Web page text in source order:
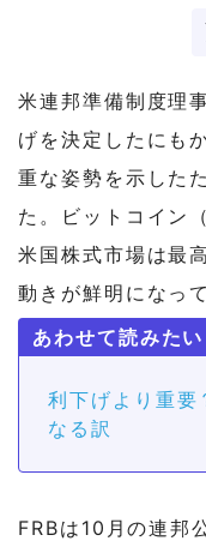
米連邦準備制度理
げを決定したにも
重な姿勢を示した
た。ビットコイン
米国株式市場は最
動きが鮮明になっ
利下げより重要
なる訳
FRBは10月の連邦